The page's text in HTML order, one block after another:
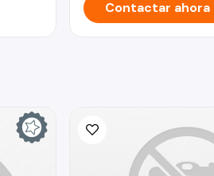
Contactar ahora